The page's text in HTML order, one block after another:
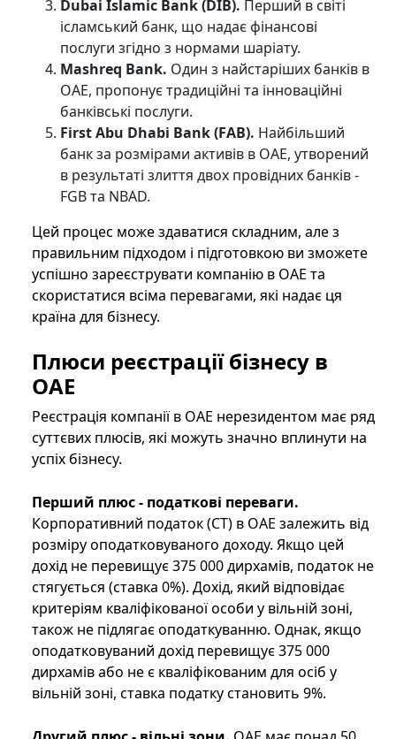
Dubai Islamic Bank (DIB). Перший в світі
ісламський банк, що надає фінансові
послуги згідно з нормами шаріату.
Mashreq Bank. Один з найстаріших банків в
ОАЕ, пропонує традиційні та інноваційні
банківські послуги.
First Abu Dhabi Bank (FAB). Найбільший
банк за розмірами активів в ОАЕ, утворений
в результаті злиття двох провідних банків -
FGB та NBAD.
Цей процес може здаватися складним, але з
правильним підходом і підготовкою ви зможете
успішно зареєструвати компанію в ОАЕ та
скористатися всіма перевагами, які надає ця
країна для бізнесу.
Плюси реєстрації бізнесу в
ОАЕ
Реєстрація компанії в ОАЕ нерезидентом має ряд
суттєвих плюсів, які можуть значно вплинути на
успіх бізнесу.
Перший плюс - податкові переваги.
Корпоративний податок (CT) в ОАЕ залежить від
розміру оподатковуваного доходу. Якщо цей
дохід не перевищує 375 000 дирхамів, податок не
стягується (ставка 0%). Дохід, який відповідає
критеріям кваліфікованої особи у вільній зоні,
також не підлягає оподаткуванню. Однак, якщо
оподатковуваний дохід перевищує 375 000
дирхамів або не є кваліфікованим для осіб у
вільній зоні, ставка податку становить 9%.